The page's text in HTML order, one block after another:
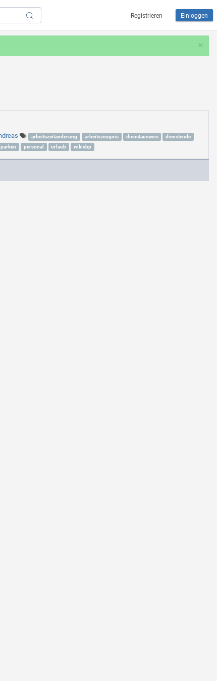
Registrieren Einloggen
×
arbeitszeitänderung arbeitszeugnis dienstausweis
dienstende
parken personal urlaub wikisbp